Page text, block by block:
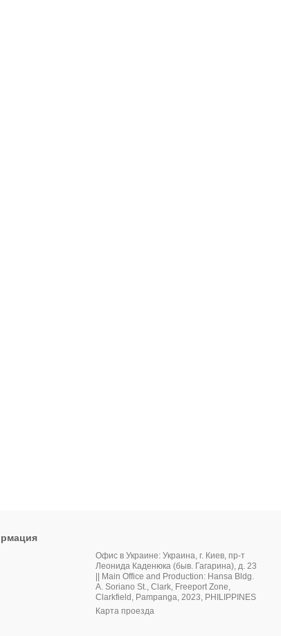
Офис в Украине: Украина, г. Киев, пр-т
Леонида Каденюка (быв. Гагарина), д. 23
|| Main Office and Production: Hansa Bldg.
A. Soriano St., Clark, Freeport Zone,
Clarkfield, Pampanga, 2023, PHILIPPINES
Карта проезда